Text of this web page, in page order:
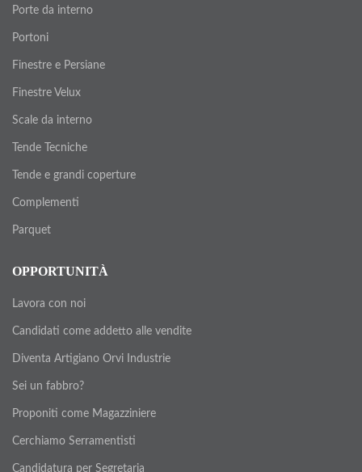
Porte da interno
Portoni
Finestre e Persiane
Finestre Velux
Scale da interno
Tende Tecniche
Tende e grandi coperture
Complementi
Parquet
OPPORTUNITÀ
Lavora con noi
Candidati come addetto alle vendite
Diventa Artigiano Orvi Industrie
Sei un fabbro?
Proponiti come Magazziniere
Cerchiamo Serramentisti
Candidatura per Segretaria